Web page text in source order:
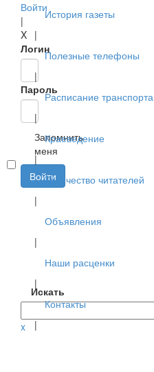
Войти
|
X
Логин
Пароль
Запомнить
меня
Войти
Искать
x
История газеты
|
Полезные телефоны
|
Расписание транспорта
|
Краеведение
|
Творчество читателей
|
Объявления
|
Наши расценки
|
Контакты
|